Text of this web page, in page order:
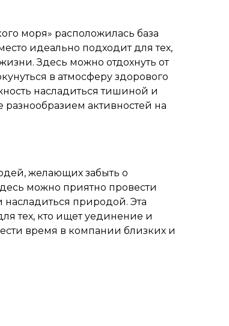
моря» расположилась база
идеально подходит для тех,
Здесь можно отдохнуть от
в атмосферу здорового
насладиться тишиной и
активностей на
желающих забыть о
можно приятно провести
природой. Эта
тех, кто ищет уединение и
время в компании близких и